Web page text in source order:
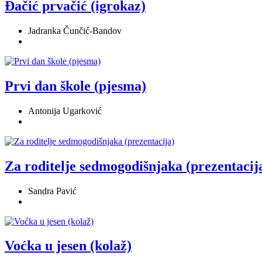
Đačić prvačić (igrokaz)
Jadranka Čunčić-Bandov
Prvi dan škole (pjesma)
Antonija Ugarković
Za roditelje sedmogodišnjaka
Sandra Pavić
Voćka u jesen (kolaž)